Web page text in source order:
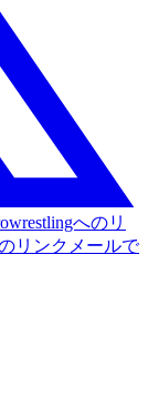
へのリ
リンク メールで